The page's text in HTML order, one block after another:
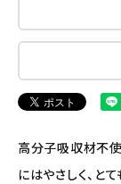
ナチュラムーン
エコリュクス
ナチュラプラス
高分子吸収材不使
にはやさしく、と